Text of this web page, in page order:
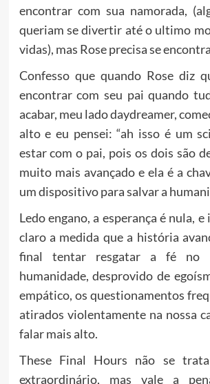
encontrar com sua namorada,
queriam se divertir até o ultimo
vidas), mas Rose precisa se
Confesso que quando Rose diz
encontrar com seu pai quando
acabar, meu lado daydreamer,
alto e eu pensei: “ah isso é um
estar com o pai, pois os dois são
muito mais avançado e ela é a
um dispositivo para salvar a
Ledo engano, a esperança é nula,
claro a medida que a história
final tentar resgatar a fé no
humanidade, desprovido de
empático, os questionamentos
atirados violentamente na nossa
falar mais alto.
These Final Hours não se
extraordinário, mas vale a